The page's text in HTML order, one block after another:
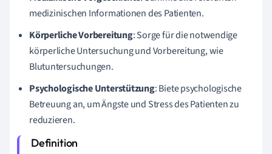
medizinischen Informationen des Patienten.
Körperliche Vorbereitung: Sorge für die notwendige
körperliche Untersuchung und Vorbereitung, wie
Blutuntersuchungen.
Psychologische Unterstützung: Biete psychologische
Betreuung an, um Ängste und Stress des Patienten zu
reduzieren.